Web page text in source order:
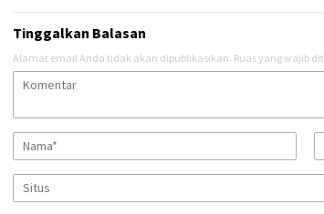
Tinggalkan Balasan
Alamat email Anda tidak akan dipublikasikan. Ruas yang wajib